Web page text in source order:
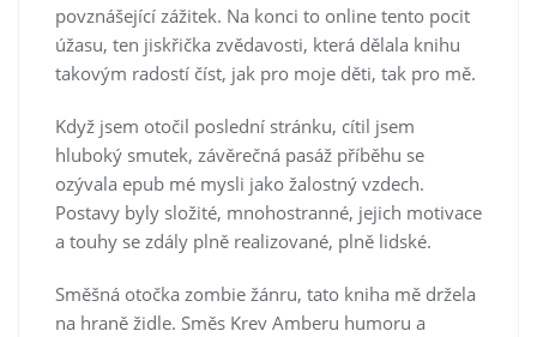
povznášející zážitek. Na konci to online tento pocit
úžasu, ten jiskřička zvědavosti, která dělala knihu
takovým radostí číst, jak pro moje děti, tak pro mě.
Když jsem otočil poslední stránku, cítil jsem
hluboký smutek, závěrečná pasáž příběhu se
ozývala epub mé mysli jako žalostný vzdech.
Postavy byly složité, mnohostranné, jejich motivace
a touhy se zdály plně realizované, plně lidské.
Směšná otočka zombie žánru, tato kniha mě držela
na hraně židle. Směs Krev Amberu humoru a